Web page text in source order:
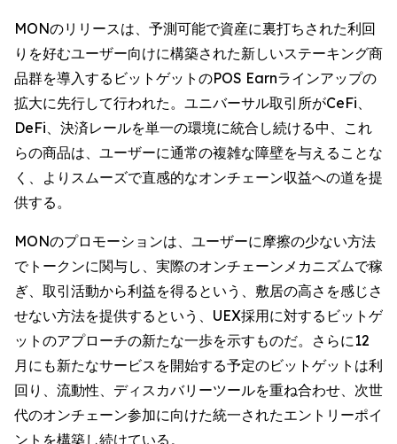
MONのリリースは、予測可能で資産に裏打ちされた利回
りを好むユーザー向けに構築された新しいステーキング商
品群を導入するビットゲットのPOS Earnラインアップの
拡大に先行して行われた。ユニバーサル取引所がCeFi、
DeFi、決済レールを単一の環境に統合し続ける中、これ
らの商品は、ユーザーに通常の複雑な障壁を与えることな
く、よりスムーズで直感的なオンチェーン収益への道を提
供する。
MONのプロモーションは、ユーザーに摩擦の少ない方法
でトークンに関与し、実際のオンチェーンメカニズムで稼
ぎ、取引活動から利益を得るという、敷居の高さを感じさ
せない方法を提供するという、UEX採用に対するビットゲ
ットのアプローチの新たな一歩を示すものだ。さらに12
月にも新たなサービスを開始する予定のビットゲットは利
回り、流動性、ディスカバリーツールを重ね合わせ、次世
代のオンチェーン参加に向けた統一されたエントリーポイ
ントを構築し続けている。